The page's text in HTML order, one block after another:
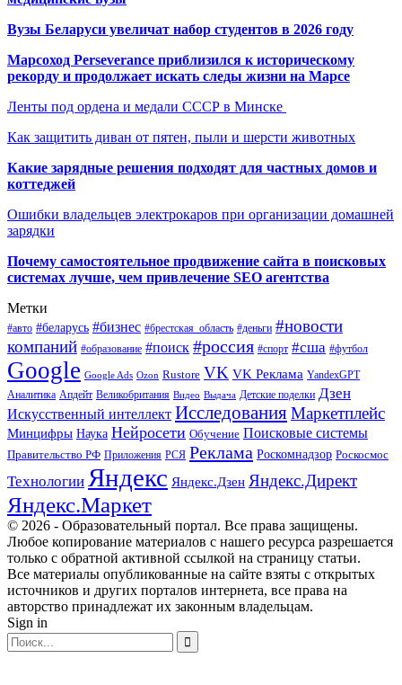
Вузы Беларуси увеличат набор студентов в 2026 году
Марсоход Perseverance приблизился к историческому
рекорду и продолжает искать следы жизни на Марсе
Ленты под ордена и медали СССР в Минске
Как защитить диван от пятен, пыли и шерсти животных
Какие зарядные решения подходят для частных домов и
коттеджей
Ошибки владельцев электрокаров при организации домашней
зарядки
Почему самостоятельное продвижение сайта в поисковых
системах лучше, чем привлечение SEO агентства
Метки
#авто #беларусь #бизнес #брестская_область #деньги #новости
компаний #образование #поиск #россия #спорт #сша #футбол
Google Google Ads Ozon Rustore VK VK Реклама YandexGPT
Аналитика Апдейт Великобритания Видео Выдача Детские поделки Дзен
Искусственный интеллект ИсследованияМаркетплейс
Минцифры Наука Нейросети Обучение Поисковые системы
Правительство РФ Приложения РСЯ Реклама Роскомнадзор Роскосмос
Технологии Яндекс Яндекс.Дзен Яндекс.Директ
Яндекс.Маркет
© 2026 - Образовательный портал. Все права защищены.
Любое копирование материалов с нашего ресурса разрешается
только с обратной активной ссылкой на страницу статьи.
Все материалы опубликованные на сайте взяты с открытых
источников и других порталов интернета, все права на
авторство принадлежат их законным владельцам.
Sign in